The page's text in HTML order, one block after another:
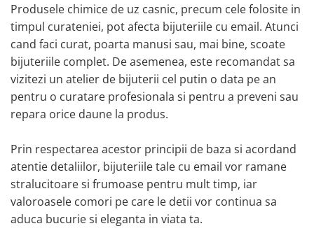
Produsele chimice de uz casnic, precum cele folosite in
timpul curateniei, pot afecta bijuteriile cu email. Atunci
cand faci curat, poarta manusi sau, mai bine, scoate
bijuteriile complet. De asemenea, este recomandat sa
vizitezi un atelier de bijuterii cel putin o data pe an
pentru o curatare profesionala si pentru a preveni sau
repara orice daune la produs.
Prin respectarea acestor principii de baza si acordand
atentie detaliilor, bijuteriile tale cu email vor ramane
stralucitoare si frumoase pentru mult timp, iar
valoroasele comori pe care le detii vor continua sa
aduca bucurie si eleganta in viata ta.